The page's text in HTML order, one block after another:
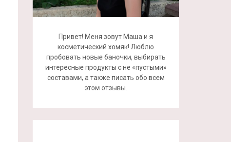
Привет! Меня зовут Маша и я
косметический хомяк! Люблю
пробовать новые баночки, выбирать
интересные продукты с не «пустыми»
составами, а также писать обо всем
этом отзывы.